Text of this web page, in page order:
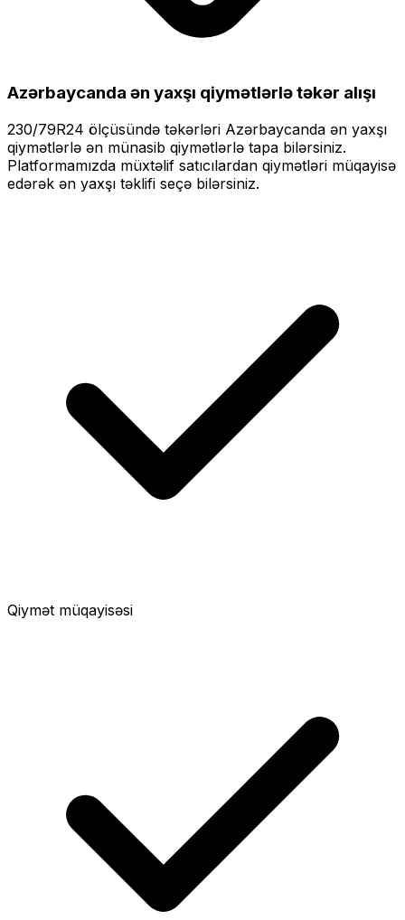
Azərbaycanda ən yaxşı qiymətlərlətəkər alışı
230/79R24 ölçüsündə təkərləri Azərbaycanda ən yaxşı
qiymətlərlə ən münasib qiymətlərlə tapa bilərsiniz.
Platformamızda müxtəlif satıcılardan qiymətləri müqayisə
edərək ən yaxşı təklifi seçə bilərsiniz.
Qiymət müqayisəsi